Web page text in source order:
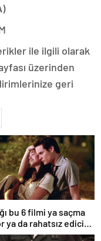
ile ilgili olarak
üzerinden
geri
bu 6 filmi ya saçma
ya da rahatsız edici